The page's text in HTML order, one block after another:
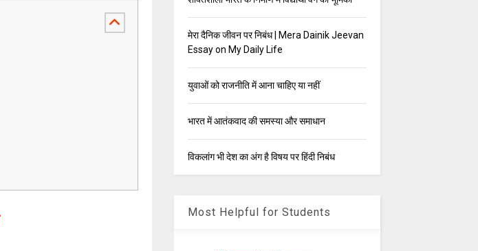
मेरा दैनिक जीवन पर निबंध | Mera Dainik Jeevan
Essay on My Daily Life
युवाओं को राजनीति में आना चाहिए या नहीं
भारत में आतंकवाद की समस्या और समाधान
विकलांग भी देश का अंग है विषय पर हिंदी निबंध
Most Helpful for Students